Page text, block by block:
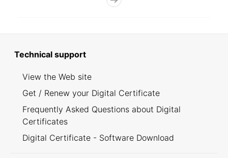
Technical support
View the Web site
Get / Renew your Digital Certificate
Frequently Asked Questions about Digital
Certificates
Digital Certificate - Software Download